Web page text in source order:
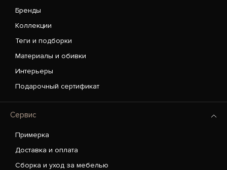
Бренды
Коллекции
Теги и подборки
Материалы и обивки
Интерьеры
Подарочный сертификат
Сервис
Примерка
Доставка и оплата
Сборка и уход за мебелью